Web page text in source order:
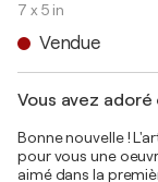
7 x 5 in
Vendue
Vous avez
Bonne nouvelle !
pour vous une
aimé dans la